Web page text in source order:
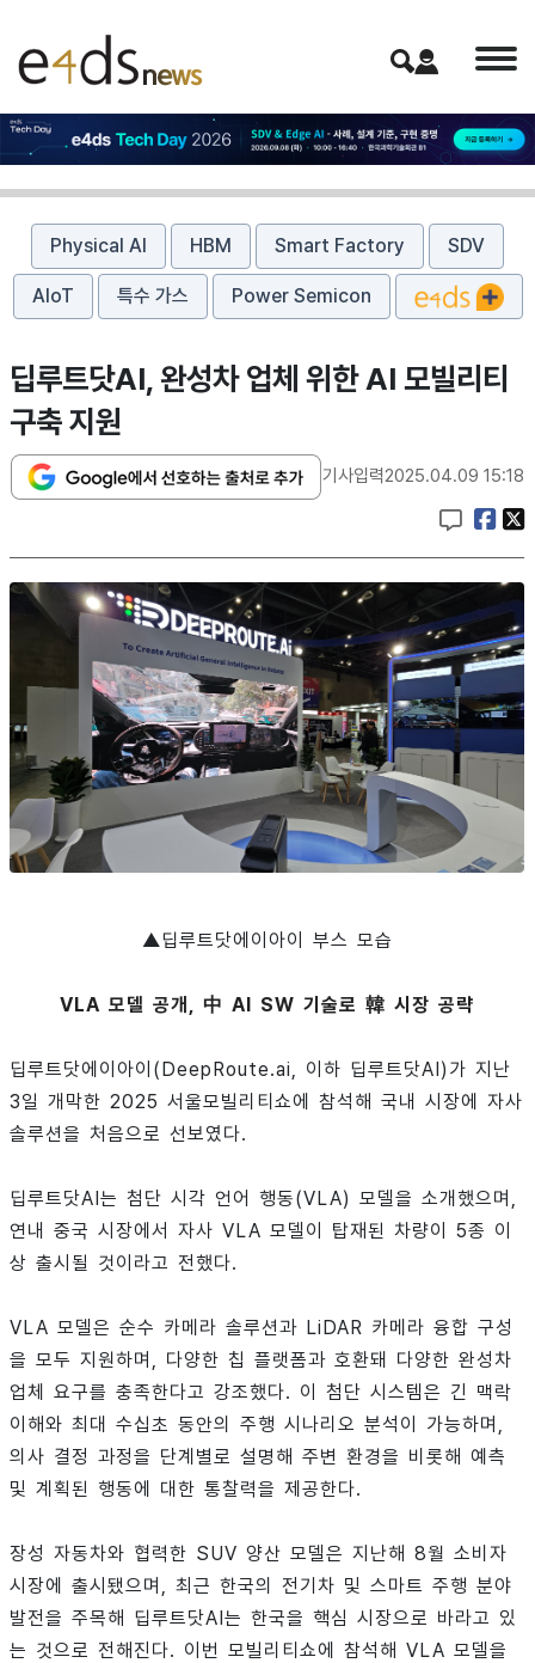
Physical AI HBM Smart Factory SDV
AIoT 특수 가스 Power Semicon
​딥루트닷AI, 완성차 업체 위한 AI 모빌리티
구축 지원
기사입력2025.04.09 15:18
▲딥루트닷에이아이 부스 모습
VLA 모델 공개, 中 AI SW 기술로 韓 시장 공략
딥루트닷에이아이(DeepRoute.ai, 이하 딥루트닷AI)가 지난
3일 개막한 2025 서울모빌리티쇼에 참석해 국내 시장에 자사
솔루션을 처음으로 선보였다.
딥루트닷AI는 첨단 시각 언어 행동(VLA) 모델을 소개했으며,
연내 중국 시장에서 자사 VLA 모델이 탑재된 차량이 5종 이
상 출시될 것이라고 전했다.
VLA 모델은 순수 카메라 솔루션과 LiDAR 카메라 융합 구성
을 모두 지원하며, 다양한 칩 플랫폼과 호환돼 다양한 완성차
업체 요구를 충족한다고 강조했다. 이 첨단 시스템은 긴 맥락
이해와 최대 수십초 동안의 주행 시나리오 분석이 가능하며,
의사 결정 과정을 단계별로 설명해 주변 환경을 비롯해 예측
및 계획된 행동에 대한 통찰력을 제공한다.
장성 자동차와 협력한 SUV 양산 모델은 지난해 8월 소비자
시장에 출시됐으며, 최근 한국의 전기차 및 스마트 주행 분야
발전을 주목해 딥루트닷AI는 한국을 핵심 시장으로 바라고 있
는 것으로 전해진다. 이번 모빌리티쇼에 참석해 VLA 모델을